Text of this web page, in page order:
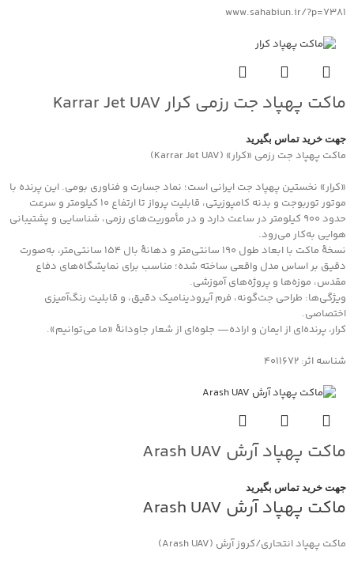
www.sahabiun.ir/?p=7381
ماکت پهپاد جت رزمی کرار Karrar Jet UAV
جهت خرید تماس بگیرید
ماکت پهپاد جت رزمی «کرار» (Karrar Jet UAV)
«کرار» نخستین پهپاد جت ایرانی است؛ نماد جسارت و فناوری بومی. این پرنده با
موتور توربوجت و بدنه کامپوزیتی، قابلیت پرواز تا ارتفاع ۱۰ کیلومتر و سرعت
حدود ۹۰۰ کیلومتر در ساعت دارد و در مأموریت‌های رزمی، شناسایی و پشتیبانی
هوایی به‌کار می‌رود.
نسخهٔ ماکت با ابعاد طول 190 سانتی‌متر و دهانهٔ بال 154 سانتی‌متر، به‌صورت
دقیق بر اساس مدل واقعی ساخته شده؛ مناسب برای نمایشگاه‌های دفاع
مقدس، موزه‌ها و پروژه‌های آموزشی.
ویژگی‌ها: طراحی جت‌گونه، فرم آیرودینامیک دقیق، و قابلیت رنگ‌آمیزی
اختصاصی.
کرار، پرنده‌ای از ایمان و اراده— جلوه‌ای از شعار جاودانۀ «ما می‌توانیم».
شناسه اثر: 4011672
ماکت پهپاد آرش Arash UAV
جهت خرید تماس بگیرید
ماکت پهپاد آرش Arash UAV
ماکت پهپاد انتحاری/کروز آرش (Arash UAV)